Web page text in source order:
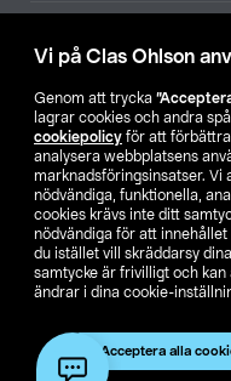
Vi på Clas Ohlson
Genom att trycka
lagrar cookies och andra
cookiepolicy för att förbättra
analysera webbplatsens
marknadsföringsinsatser. Vi
nödvändiga, funktionella,
cookies krävs inte ditt
nödvändiga för att
du istället vill skräddarsy
samtycke är frivilligt och
ändrar i dina cookie-
Acceptera alla
Ändra till